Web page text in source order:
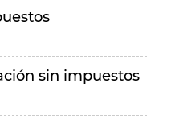
sin impuestos